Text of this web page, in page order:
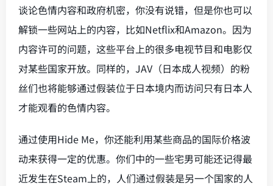
谈论色情内容和政府机密，你没有说错，但是你也可以
解锁一些网站上的内容，比如Netflix和Amazon。因为
内容许可的问题，这些平台上的很多电视节目和电影仅
对某些国家开放。同样的，JAV（日本成人视频）的粉
丝们也将能够通过假装位于日本境内而访问只有日本人
才能观看的色情内容。
通过使用Hide Me，你还能利用某些商品的国际价格波
动来获得一定的优惠。你们中的一些宅男可能还记得最
近发生在Steam上的，人们通过假装是另一个国家的人